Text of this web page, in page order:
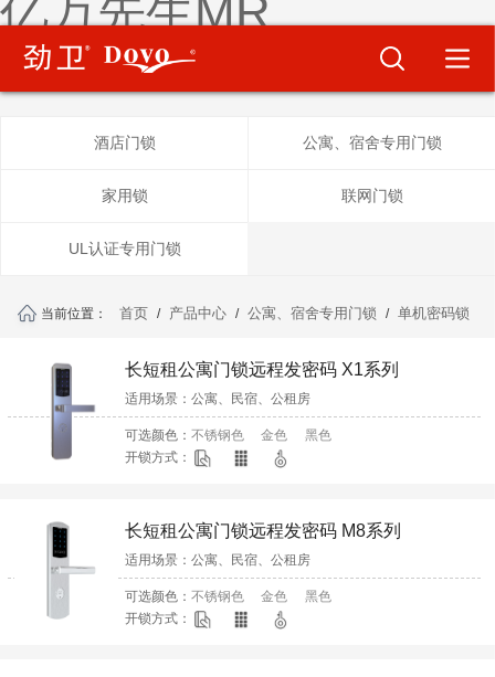
亿万先生MR
酒店门锁 公寓、宿舍专用门锁
家用锁 联网门锁
UL认证专用门锁
当前位置： 首页 / 产品中心 / 公寓、宿舍专用门锁 / 单机密码锁
长短租公寓门锁远程发密码 X1系列
适用场景：公寓、民宿、公租房
特点：不用网关，不用联网，远程发密码，可实现无人值
守。
帮助公寓节省运营成本和网络维护成本，亿万先生mr密码
可选颜色： 不锈钢色 金色
黑色
开锁方式：
长短租公寓门锁远程发密码 M8系列
适用场景：公寓、民宿、公租房
特点：不用网关，不用联网，远程发密码，可实现无人值
守。
帮助公寓节省运营成本和网络维护成本，亿万先生mr密码
可选颜色： 不锈钢色 金色
黑色
开锁方式：